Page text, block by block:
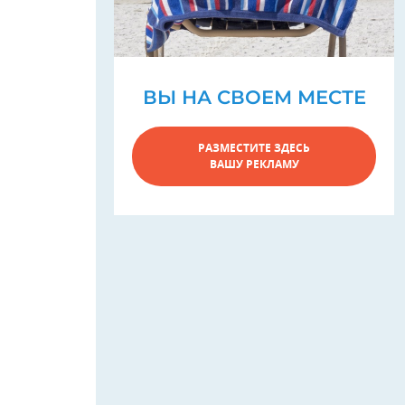
ВЫ НА СВОЕМ МЕСТЕ
РАЗМЕСТИТЕ ЗДЕСЬ
ВАШУ РЕКЛАМУ